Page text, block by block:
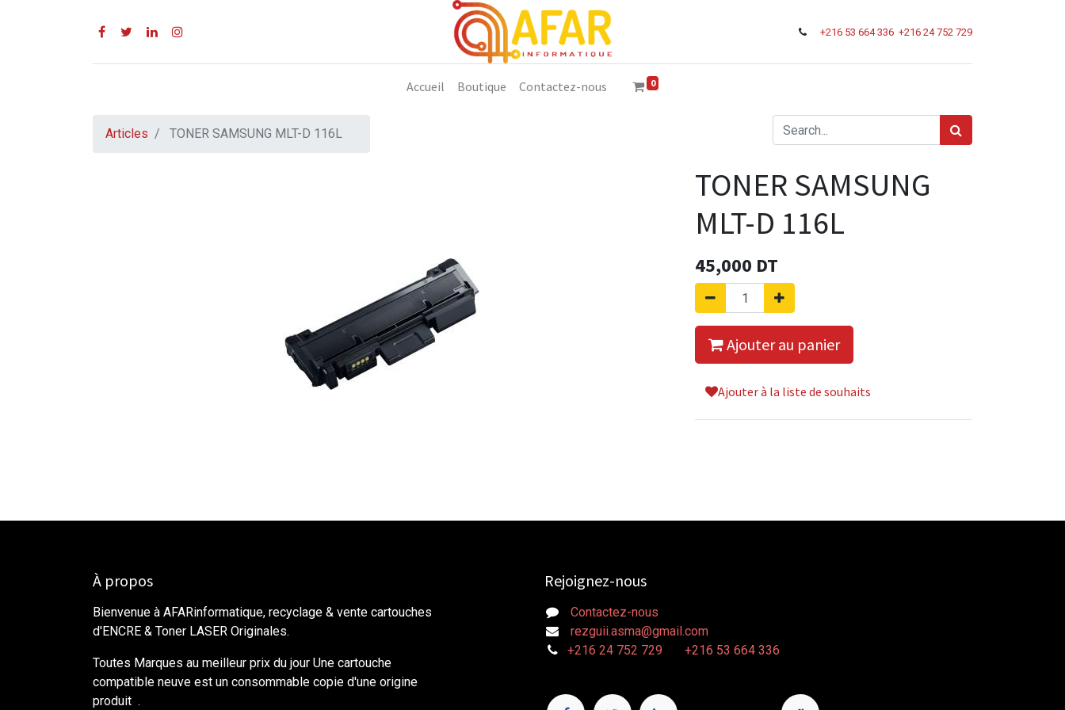
+216 53 664 336 +216 24 752 729
Accueil Boutique Contactez-nous 0
Articles TONER SAMSUNG MLT-D 116L
TONER SAMSUNG
MLT-D 116L
45,000 DT
Ajouter au panier
Ajouter à la liste de souhaits
À propos
Bienvenue à AFARinformatique, recyclage & vente cartouches
d'ENCRE & Toner LASER Originales.
Toutes Marques au meilleur prix du jour Une cartouche
compatible neuve est un consommable copie d'une origine
produit .
Rejoignez-nous
Contactez-nous
rezguii.asma@gmail.com
+216 24 752 729
+216 53 664 336